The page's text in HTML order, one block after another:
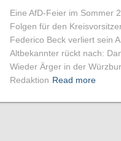
Eine AfD-Feier im Sommer
Folgen für den
Federico Beck verliert sein
Altbekannter rückt nach:
Wieder Ärger in der
Redaktion Read more